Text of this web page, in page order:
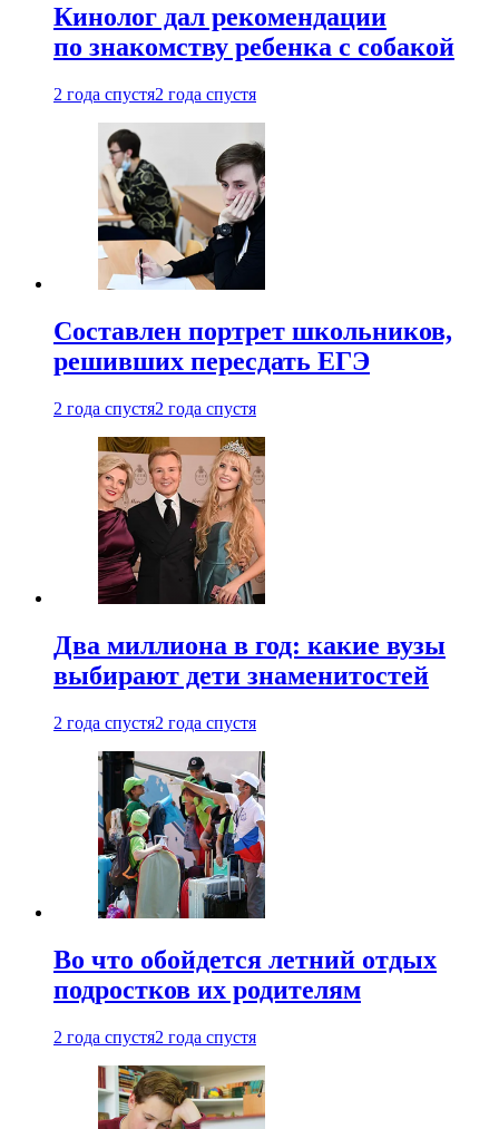
Кинолог дал рекомендации
по знакомству ребенка с собакой
2 года спустя2 года спустя
Составлен портрет школьников,
решивших пересдать ЕГЭ
2 года спустя2 года спустя
Два миллиона в год: какие вузы
выбирают дети знаменитостей
2 года спустя2 года спустя
Во что обойдется летний отдых
подростков их родителям
2 года спустя2 года спустя